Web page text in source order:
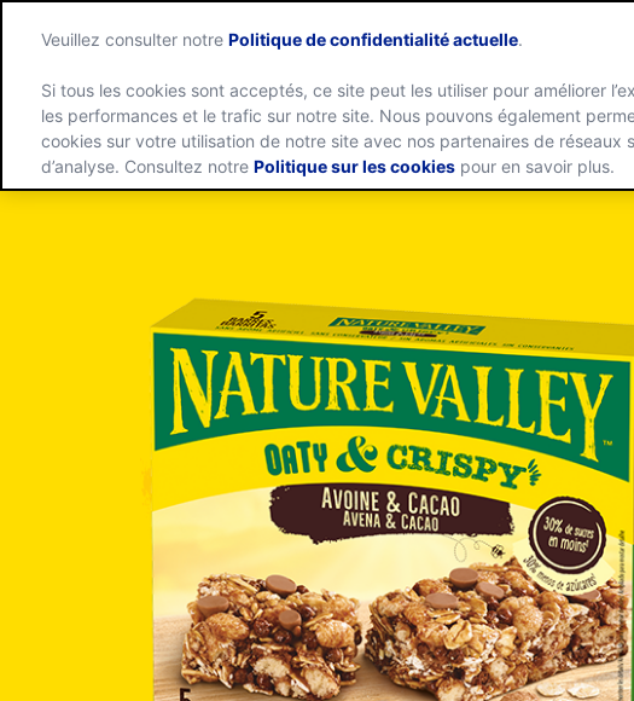
Nature
home
page
Nos Produits Recettes Notre Vision du Snack
Veuillez consulter notrePolitique de confidentialité actuelle.
Si tous les cookies sont acceptés, ce site peut les utiliser pour améliorer
les performances et le trafic sur notre site. Nous pouvons également
cookies sur votre utilisation de notre site avec nos partenaires de réseaux
d’analyse. Consultez notrePolitique sur les cookies pour en savoir plus.